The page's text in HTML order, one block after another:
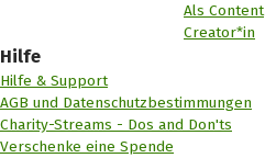
Als Content
Creator*in
Hilfe
Hilfe & Support
AGB und Datenschutzbestimmungen
Charity-Streams - Dos and Don'ts
Verschenke eine Spende